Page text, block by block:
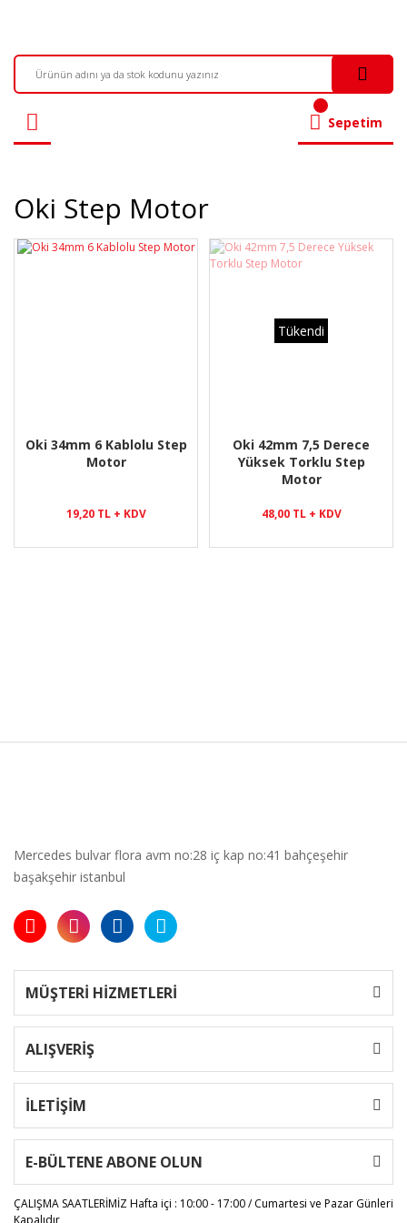
Sepetim
Oki Step Motor
Oki 34mm 6 Kablolu Step
Motor
19,20 TL + KDV
Tükendi
Oki 42mm 7,5 Derece
Yüksek Torklu Step
Motor
48,00 TL + KDV
Mercedes bulvar flora avm no:28 iç kap no:41 bahçeşehir
başakşehir istanbul
MÜŞTERİ HİZMETLERİ
ALIŞVERİŞ
İLETİŞİM
E-BÜLTENE ABONE OLUN
ÇALIŞMA SAATLERİMİZHafta içi : 10:00 - 17:00 / Cumartesi ve Pazar Günleri
Kapalıdır